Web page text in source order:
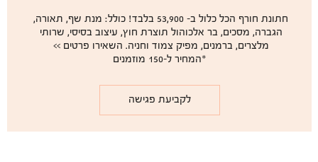
*המחיר ל-150 מוזמנים
לקביעת פגישה